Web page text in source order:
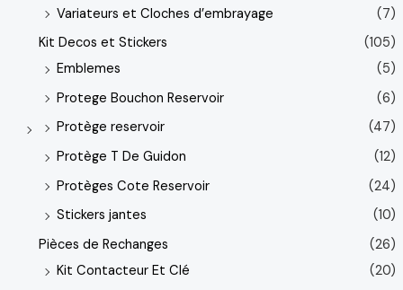
Variateurs et Cloches d’embrayage
(7)
Kit Decos et Stickers
(105)
Emblemes
(5)
Protege Bouchon Reservoir
(6)
Protège reservoir
(47)
Protège T De Guidon
(12)
Protèges Cote Reservoir
(24)
Stickers jantes
(10)
Pièces de Rechanges
(26)
Kit Contacteur Et Clé
(20)